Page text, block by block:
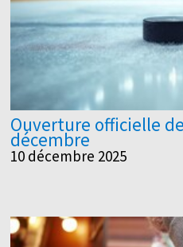
Ouverture officielle
décembre
10 décembre 2025